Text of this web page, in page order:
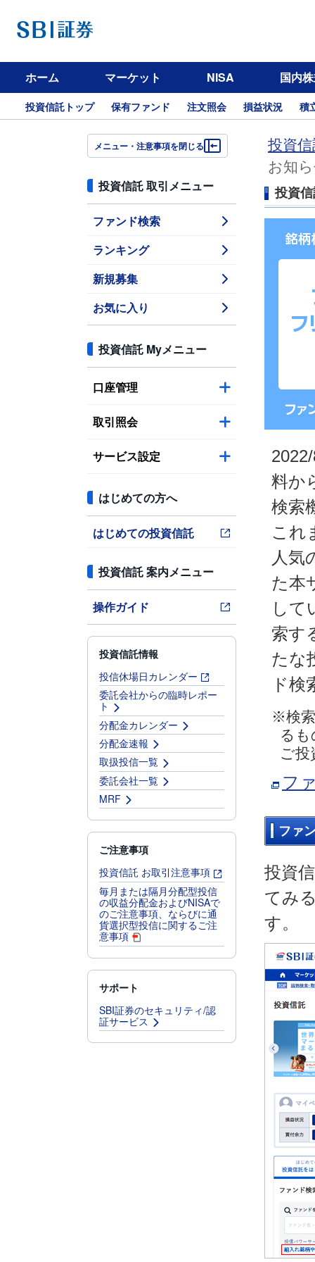
ホーム マーケット NISA 国内
投資信託トップ 保有ファンド 注文照会 損益状況 積
メニュー・注意事項を閉じる
投資信託 取引メニュー
ファンド検索
ランキング
新規募集
お気に入り
投資信託 Myメニュー
口座管理
取引照会
サービス設定
はじめての方へ
はじめての投資信託
投資信託 案内メニュー
操作ガイド
投資信託情報
投信休場日カレンダー
委託会社からの臨時レポー
ト
分配金カレンダー
分配金速報
取扱投信一覧
委託会社一覧
MRF
ご注意事項
投資信託 お取引注意事項
毎月または隔月分配型投信
の収益分配金およびNISAで
のご注意事項、ならびに通
貨選択型投信に関するご注
意事項
サポート
SBI証券のセキュリティ/認
証サービス
投資
お知
投資
料か
検索
これ
人気
た本
して
索す
たな
ド検
※検
る
ご投
フ
ファ
投資
てみ
す。